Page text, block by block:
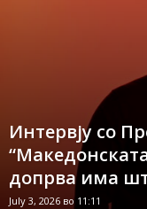
Интервју со
допрва има
July 3, 2026 во 11:11